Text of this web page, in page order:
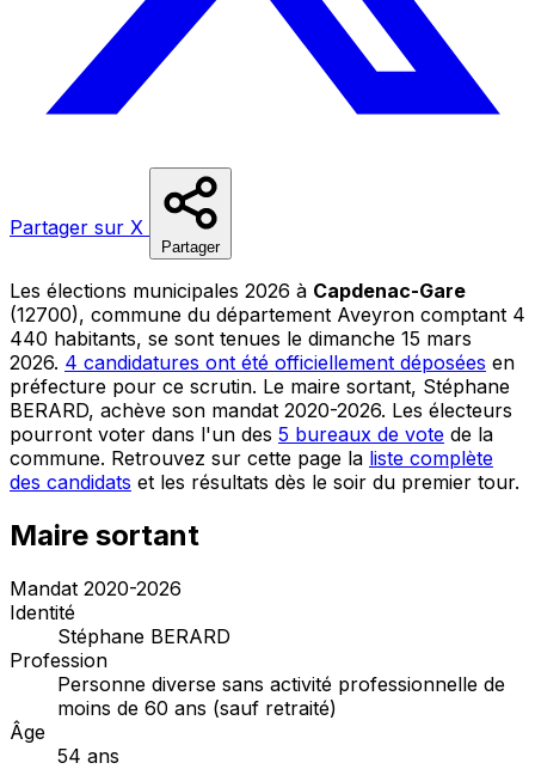
Partager sur X
Partager
Les élections municipales 2026 à Capdenac-Gare
(12700), commune du département Aveyron comptant 4
440 habitants, se sont tenues le dimanche 15 mars
2026. 4 candidatures ont été officiellement déposées en
préfecture pour ce scrutin. Le maire sortant, Stéphane
BERARD, achève son mandat 2020-2026. Les électeurs
pourront voter dans l'un des 5 bureaux de vote de la
commune. Retrouvez sur cette page la liste complète
des candidats et les résultats dès le soir du premier tour.
Maire sortant
Mandat 2020-2026
Identité
Stéphane BERARD
Profession
Personne diverse sans activité professionnelle de
moins de 60 ans (sauf retraité)
Âge
54 ans